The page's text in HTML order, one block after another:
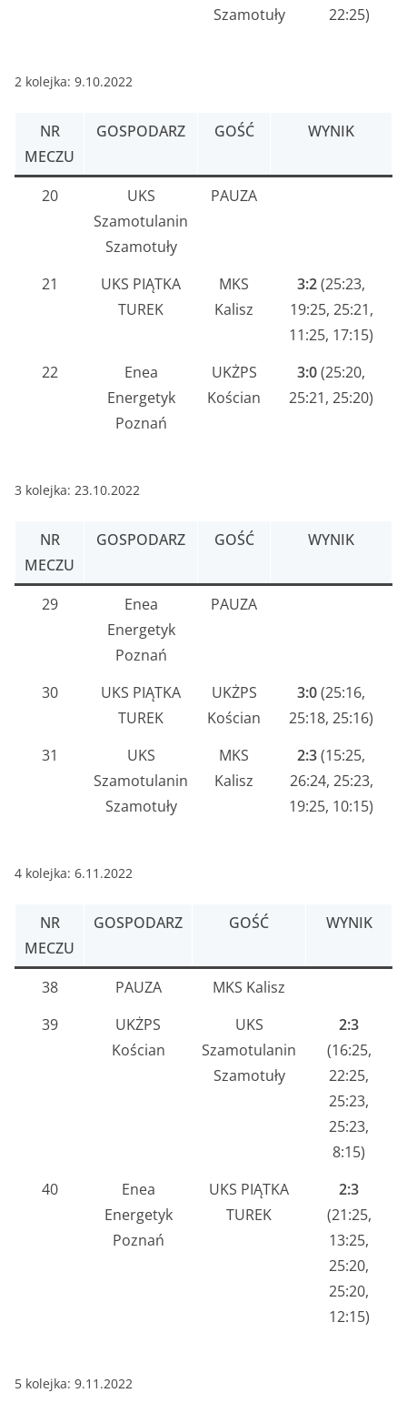
Szamotuły
22:25)
2 kolejka: 9.10.2022
NR
MECZU
GOSPODARZ GOŚĆ WYNIK
20
UKS
Szamotulanin
Szamotuły
PAUZA
21
UKS PIĄTKA
TUREK
MKS
Kalisz
3:2(25:23,
19:25, 25:21,
11:25, 17:15)
22
Enea
Energetyk
Poznań
UKŻPS
Kościan
3:0(25:20,
25:21, 25:20)
3 kolejka: 23.10.2022
NR
MECZU
GOSPODARZ GOŚĆ WYNIK
29
Enea
Energetyk
Poznań
PAUZA
30
UKS PIĄTKA
TUREK
UKŻPS
Kościan
3:0(25:16,
25:18, 25:16)
31
UKS
Szamotulanin
Szamotuły
MKS
Kalisz
2:3(15:25,
26:24, 25:23,
19:25, 10:15)
4 kolejka: 6.11.2022
NR
MECZU
GOSPODARZ GOŚĆ WYNIK
38 PAUZA
MKS Kalisz
39
UKŻPS
Kościan
UKS
Szamotulanin
Szamotuły
2:3
(16:25,
22:25,
25:23,
25:23,
8:15)
40
Enea
Energetyk
Poznań
UKS PIĄTKA
TUREK
2:3
(21:25,
13:25,
25:20,
25:20,
12:15)
5 kolejka: 9.11.2022